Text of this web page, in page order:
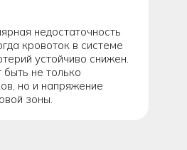
недостаточность
кровоток в системе
устойчиво снижен.
быть не только
но и напряжение
зоны.